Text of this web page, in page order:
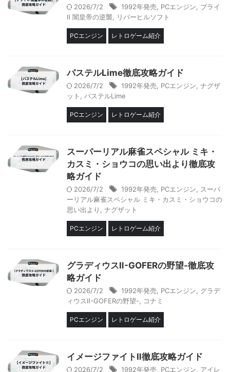
2026/7/2 1992年発売 PCエンジン
ブライ
Ⅱ 闇皇帝の逆襲
リバーヒルソフト
PCエンジン レトロゲーム紹介
パステルLime徹底攻略ガイド
2026/7/2 1992年発売 PCエンジン ナグザ
ット
パステルLime
PCエンジン レトロゲーム紹介
スーパーリアル麻雀スペシャル ミキ・
カスミ・ショウコの思い出より徹底攻
略ガイド
2026/7/2 1992年発売 PCエンジン
スーパ
ーリアル麻雀スペシャル ミキ・カスミ・ショウコの
思い出より
ナグザット
PCエンジン レトロゲーム紹介
グラディウスⅡ-GOFERの野望-徹底攻
略ガイド
2026/7/2 1992年発売 PCエンジン
グラデ
ィウスⅡ-GOFERの野望-
コナミ
PCエンジン レトロゲーム紹介
イメージファイトⅡ徹底攻略ガイド
2026/7/2 1992年発売 PCエンジン
アイレ